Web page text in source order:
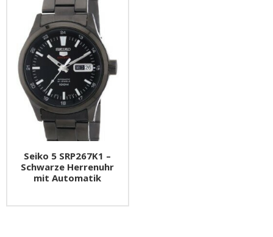
Seiko 5 SRP267K1 –
Schwarze Herrenuhr
mit Automatik